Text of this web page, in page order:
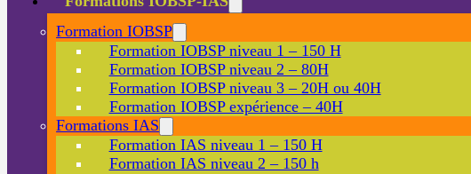
Formation IOBSP
Formation IOBSP niveau 1 – 150 H
Formation IOBSP niveau 2 – 80H
Formation IOBSP niveau 3 – 20H ou 40H
Formation IOBSP expérience – 40H
Formations IAS
Formation IAS niveau 1 – 150 H
Formation IAS niveau 2 – 150 h